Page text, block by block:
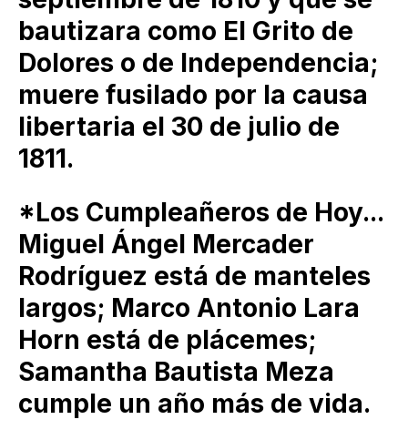
bautizara como El Grito de
Dolores o de Independencia;
muere fusilado por la causa
libertaria el 30 de julio de
1811.
*Los Cumpleañeros de Hoy...
Miguel Ángel Mercader
Rodríguez está de manteles
largos; Marco Antonio Lara
Horn está de plácemes;
Samantha Bautista Meza
cumple un año más de vida.